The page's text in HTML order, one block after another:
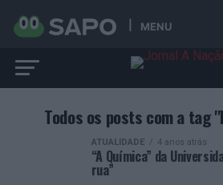
MENU
Todos os posts com a tag
ATUALIDADE 4 anos atrás
“A Química” da
rua”